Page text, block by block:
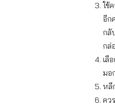
ใช้
อีก
กลั
กล่
เลื
มอ
หลี
คว